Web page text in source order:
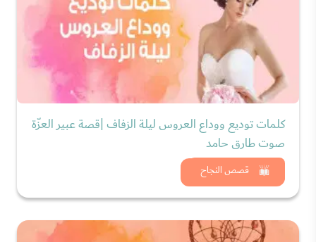
قصص النجاح
كلمات توديع ووداع العروس ليلة الزفاف |قصة عبير العزّة
صوت طارق حامد
شاهد الان